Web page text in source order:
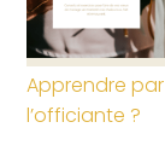
Apprendre
l’officiante ?